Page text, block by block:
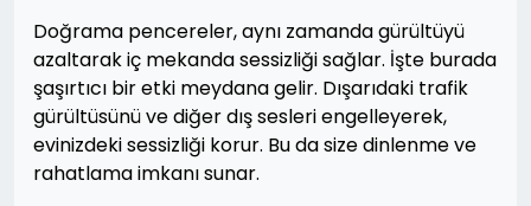
Doğrama pencereler, aynı zamanda gürültüyü
azaltarak iç mekanda sessizliği sağlar. İşte burada
şaşırtıcı bir etki meydana gelir. Dışarıdaki trafik
gürültüsünü ve diğer dış sesleri engelleyerek,
evinizdeki sessizliği korur. Bu da size dinlenme ve
rahatlama imkanı sunar.